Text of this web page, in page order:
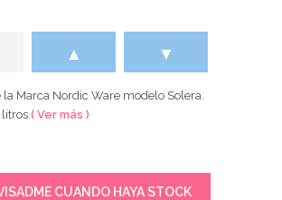
▲ ▼
Marca Nordic Ware modelo Solera.
litros( Ver más )
CUANDO HAYA STOCK